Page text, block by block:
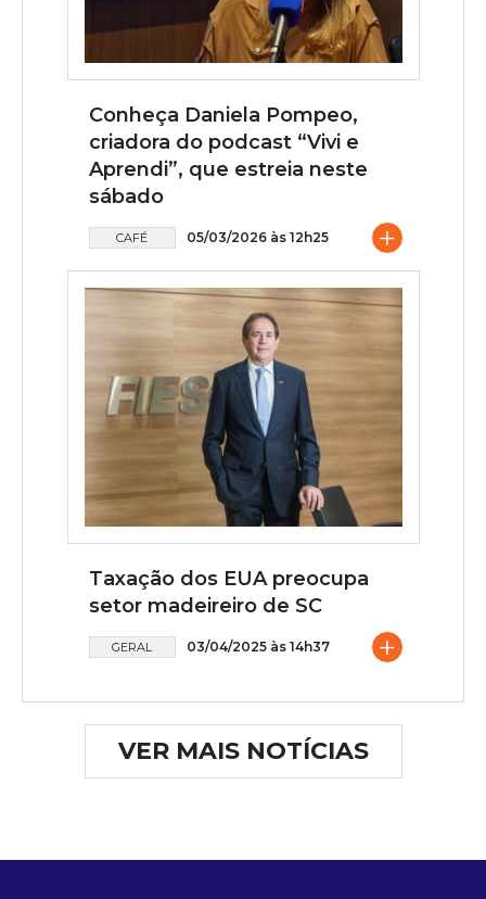
Conheça Daniela Pompeo,
criadora do podcast “Vivi e
Aprendi”, que estreia neste
sábado
CAFÉ 05/03/2026 às 12h25 +
Taxação dos EUA preocupa
setor madeireiro de SC
GERAL 03/04/2025 às 14h37 +
VER MAIS NOTÍCIAS